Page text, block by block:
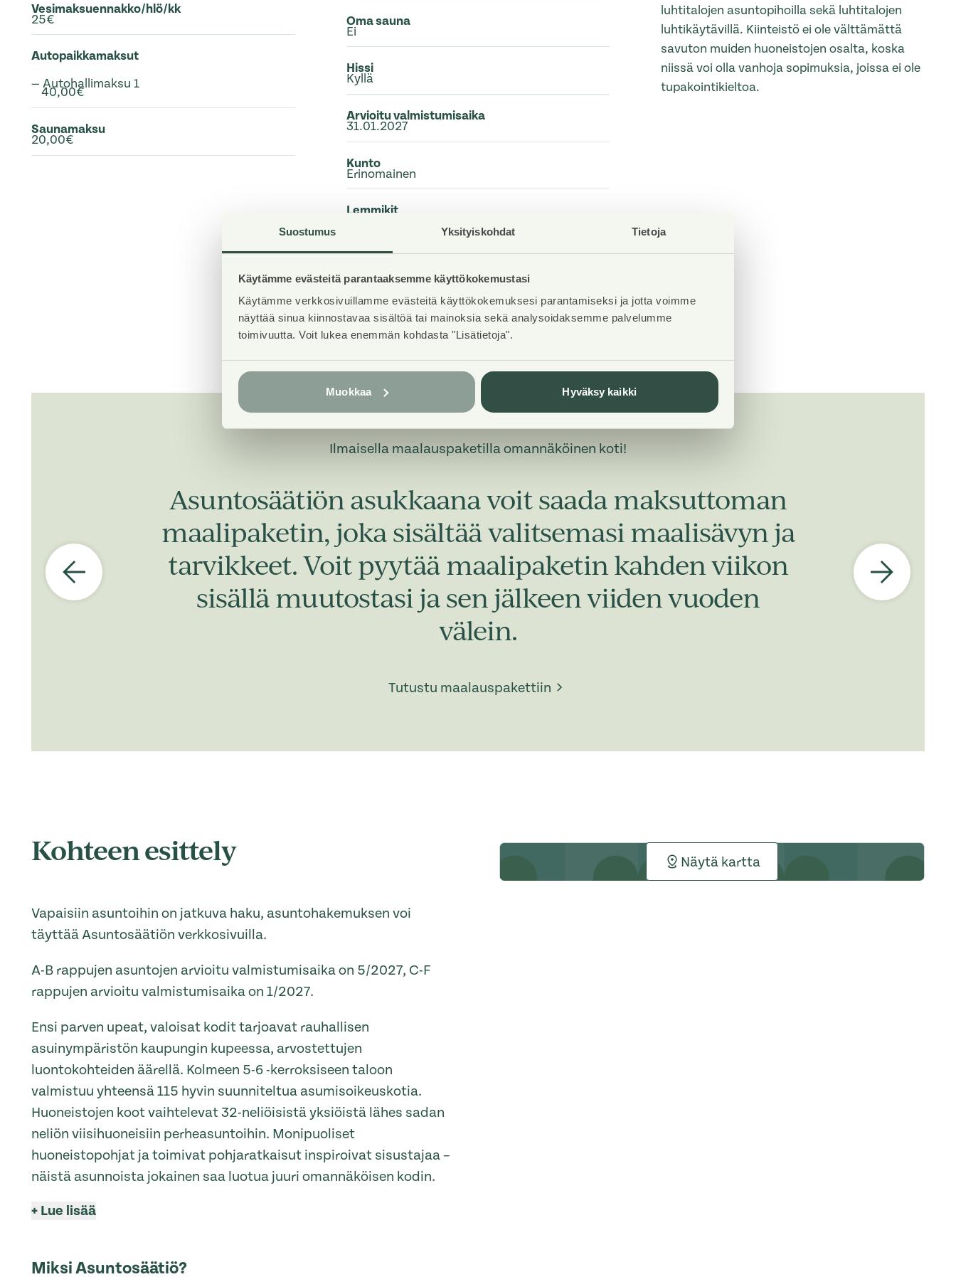
Suostumus Yksityiskohdat Tietoja
Käytämme evästeitä parantaaksemme käyttökokemustasi
Käytämme verkkosivuillamme evästeitä käyttökokemuksesi parantamiseksi ja jotta voimme
näyttää sinua kiinnostavaa sisältöä tai mainoksia sekä analysoidaksemme palvelumme
toimivuutta. Voit lukea enemmän kohdasta "Lisätietoja".
Muokkaa Hyväksy kaikki
Vesimaksuennakko/hlö/kk
25€
Autopaikkamaksut
— Autohallimaksu 1
40,00€
Saunamaksu
20,00€
Oma sauna
Ei
Hissi
Kyllä
Arvioitu valmistumisaika
31.01.2027
Kunto
Erinomainen
Lemmikit
Laajakaista
luhtitalojen asuntopihoilla sekä luhtitalojen
luhtikäytävillä. Kiinteistö ei ole välttämättä
savuton muiden huoneistojen osalta, koska
niissä voi olla vanhoja sopimuksia, joissa ei ole
tupakointikieltoa.
Ilmaisella maalauspaketilla omannäköinen koti!
Asuntosäätiön asukkaana voit saada maksuttoman
maalipaketin, joka sisältää valitsemasi maalisävyn ja
tarvikkeet. Voit pyytää maalipaketin kahden viikon
sisällä muutostasi ja sen jälkeen viiden vuoden
välein.
Tutustu maalauspakettiin
Kohteen esittely
Vapaisiin asuntoihin on jatkuva haku, asuntohakemuksen voi
täyttää Asuntosäätiön verkkosivuilla.
A-B rappujen asuntojen arvioitu valmistumisaika on 5/2027, C-F
rappujen arvioitu valmistumisaika on 1/2027.
Ensi parven upeat, valoisat kodit tarjoavat rauhallisen
asuinympäristön kaupungin kupeessa, arvostettujen
luontokohteiden äärellä. Kolmeen 5-6 -kerroksiseen taloon
valmistuu yhteensä 115 hyvin suunniteltua asumisoikeuskotia.
Huoneistojen koot vaihtelevat 32-neliöisistä yksiöistä lähes sadan
neliön viisihuoneisiin perheasuntoihin. Monipuoliset
huoneistopohjat ja toimivat pohjaratkaisut inspiroivat sisustajaa –
näistä asunnoista jokainen saa luotua juuri omannäköisen kodin.
+ Lue lisää
Miksi Asuntosäätiö?
Näytä kartta